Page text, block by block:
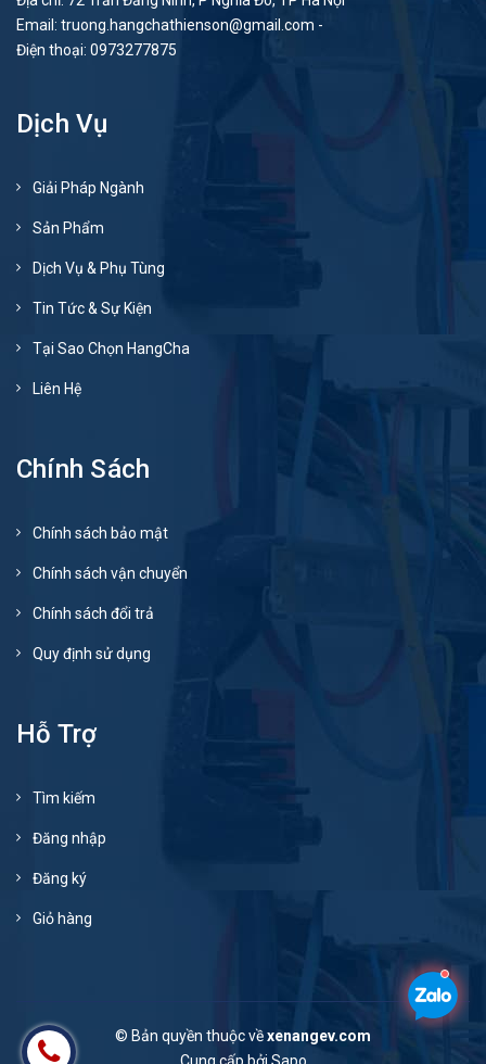
Email: truong.hangchathienson@gmail.com -
Điện thoại: 0973277875
Dịch Vụ
Giải Pháp Ngành
Sản Phẩm
Dịch Vụ & Phụ Tùng
Tin Tức & Sự Kiện
Tại Sao Chọn HangCha
Liên Hệ
Chính Sách
Chính sách bảo mật
Chính sách vận chuyển
Chính sách đổi trả
Quy định sử dụng
Hỗ Trợ
Tìm kiếm
Đăng nhập
Đăng ký
Giỏ hàng
© Bản quyền thuộc vềxenangev.com
Cung cấp bởi Sapo